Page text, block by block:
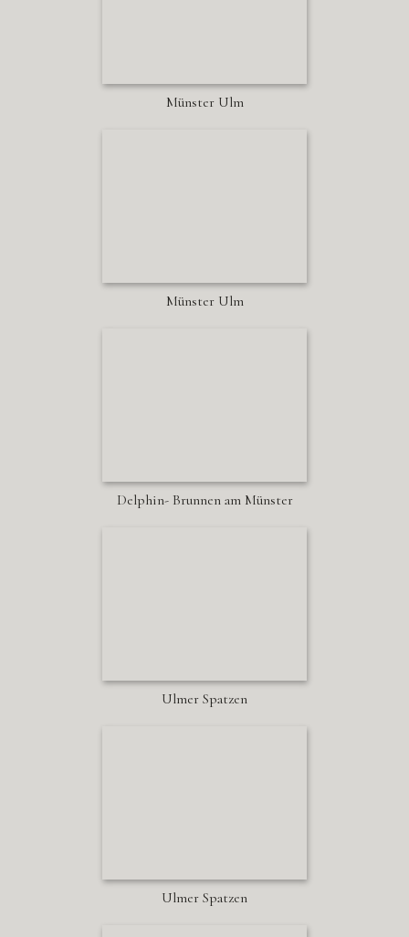
Münster Ulm
Münster Ulm
Delphin- Brunnen am Münster
Ulmer Spatzen
Ulmer Spatzen